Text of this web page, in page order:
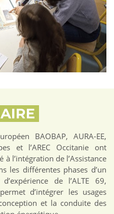
BAOBAP, AURA-EE,
et l’AREC Occitanie ont
l’intégration de l’Assistance
les différentes phases d’un
de l’ALTE 69,
d’intégrer les usages
et la conduite des